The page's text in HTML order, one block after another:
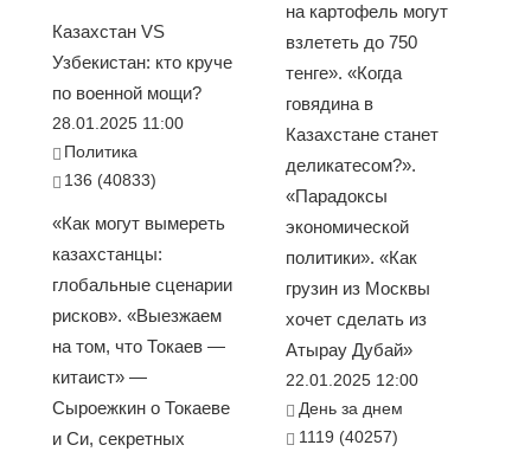
Казахстан VS
Узбекистан: кто круче
по военной мощи?
28.01.2025 11:00
Политика
136 (40833)
«Как могут вымереть
казахстанцы:
глобальные сценарии
рисков». «Выезжаем
на том, что Токаев —
китаист» —
Сыроежкин о Токаеве
и Си, секретных
на картофель могут
взлететь до 750
тенге». «Когда
говядина в
Казахстане станет
деликатесом?».
«Парадоксы
экономической
политики». «Как
грузин из Москвы
хочет сделать из
Атырау Дубай»
22.01.2025 12:00
День за днем
1119 (40257)